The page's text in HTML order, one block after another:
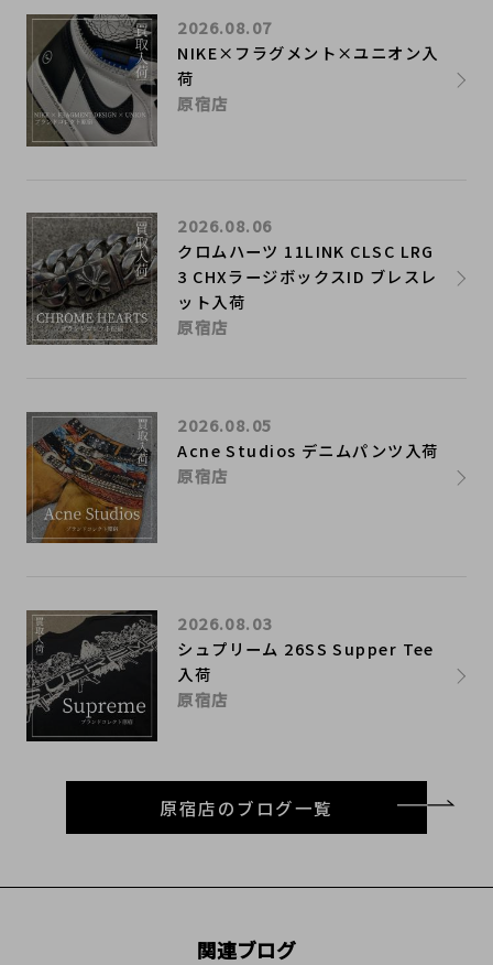
NIKE×フラグメント×ユニオン入
荷
2026.08.07
原宿店
クロムハーツ 11LINK CLSC LRG
3 CHXラージボックスID ブレスレ
ット入荷
2026.08.06
原宿店
Acne Studios デニムパンツ入荷
2026.08.05
原宿店
シュプリーム 26SS Supper Tee
入荷
2026.08.03
原宿店
原宿店のブログ一覧
関連ブログ